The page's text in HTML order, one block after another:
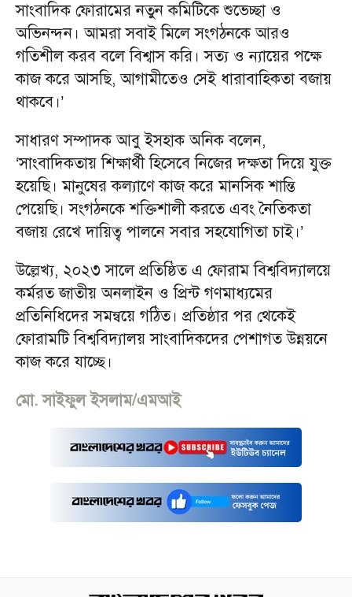
সাংবাদিক ফোরামের নতুন কমিটিকে শুভেচ্ছা ও
অভিনন্দন। আমরা সবাই মিলে সংগঠনকে আরও
গতিশীল করব বলে বিশ্বাস করি। সত্য ও ন্যায়ের পক্ষে
কাজ করে আসছি, আগামীতেও সেই ধারাবাহিকতা বজায়
থাকবে।’
সাধারণ সম্পাদক আবু ইসহাক অনিক বলেন,
‘সাংবাদিকতায় শিক্ষার্থী হিসেবে নিজের দক্ষতা দিয়ে যুক্ত
হয়েছি। মানুষের কল্যাণে কাজ করে মানসিক শান্তি
পেয়েছি। সংগঠনকে শক্তিশালী করতে এবং নৈতিকতা
বজায় রেখে দায়িত্ব পালনে সবার সহযোগিতা চাই।’
উল্লেখ্য, ২০২৩ সালে প্রতিষ্ঠিত এ ফোরাম বিশ্ববিদ্যালয়ে
কর্মরত জাতীয় অনলাইন ও প্রিন্ট গণমাধ্যমের
প্রতিনিধিদের সমন্বয়ে গঠিত। প্রতিষ্ঠার পর থেকেই
ফোরামটি বিশ্ববিদ্যালয় সাংবাদিকদের পেশাগত উন্নয়নে
কাজ করে যাচ্ছে।
মো. সাইফুল ইসলাম/এমআই